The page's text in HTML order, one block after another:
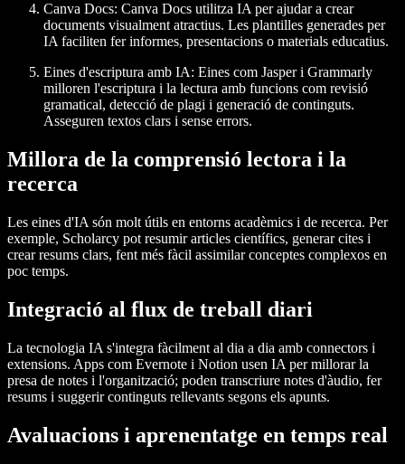
Canva Docs: Canva Docs utilitza IA per ajudar a crear
documents visualment atractius. Les plantilles generades per
IA faciliten fer informes, presentacions o materials educatius.
Eines d'escriptura amb IA: Eines com Jasper i Grammarly
milloren l'escriptura i la lectura amb funcions com revisió
gramatical, detecció de plagi i generació de continguts.
Asseguren textos clars i sense errors.
Millora de la comprensió lectora i la
recerca
Les eines d'IA són molt útils en entorns acadèmics i de recerca. Per
exemple, Scholarcy pot resumir articles científics, generar cites i
crear resums clars, fent més fàcil assimilar conceptes complexos en
poc temps.
Integració al flux de treball diari
La tecnologia IA s'integra fàcilment al dia a dia amb connectors i
extensions. Apps com Evernote i Notion usen IA per millorar la
presa de notes i l'organització; poden transcriure notes d'àudio, fer
resums i suggerir continguts rellevants segons els apunts.
Avaluacions i aprenentatge en temps real